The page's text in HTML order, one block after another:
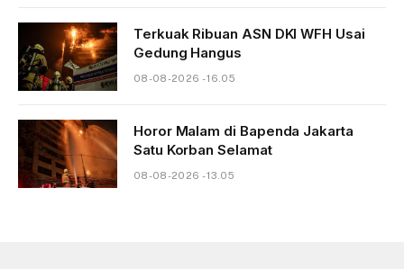
Terkuak Ribuan ASN DKI WFH Usai
Gedung Hangus
08-08-2026 - 16.05
Horor Malam di Bapenda Jakarta
Satu Korban Selamat
08-08-2026 - 13.05